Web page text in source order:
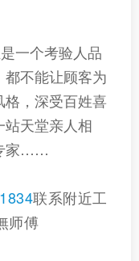
一个考验人品
不能让顾客为
，深受百姓喜
天堂亲人相
家……
联系附近工
师傅